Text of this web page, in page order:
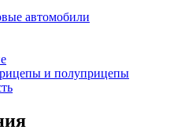
автомобили
и полуприцепы